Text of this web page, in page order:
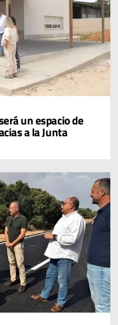
un espacio de
a la Junta